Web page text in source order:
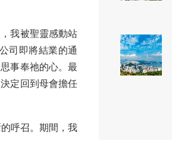
我被聖靈感動站
司即將結業的通
事奉祂的心。最
定回到母會擔任
呼召。期間，我